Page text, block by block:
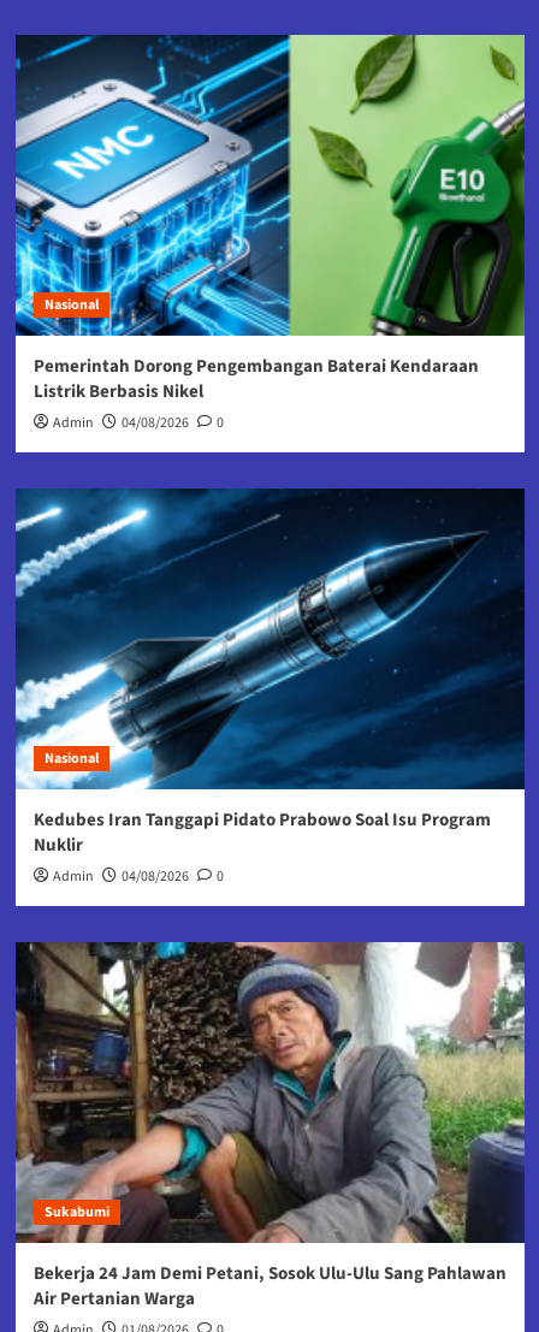
Nasional
Pemerintah Dorong Pengembangan Baterai Kendaraan
Listrik Berbasis Nikel
Admin 04/08/2026 0
Nasional
Kedubes Iran Tanggapi Pidato Prabowo Soal Isu Program
Nuklir
Admin 04/08/2026 0
Sukabumi
Bekerja 24 Jam Demi Petani, Sosok Ulu-Ulu Sang Pahlawan
Air Pertanian Warga